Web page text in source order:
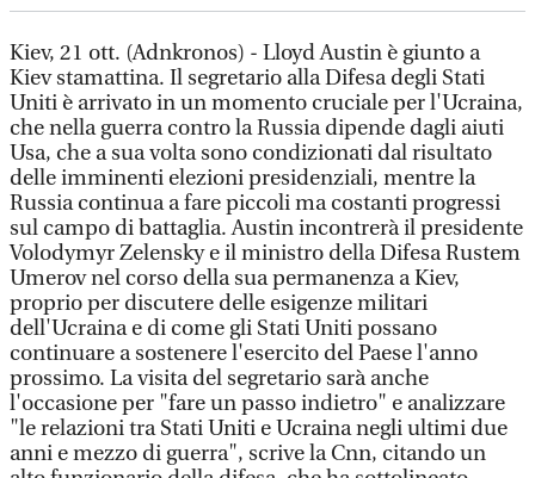
Kiev, 21 ott. (Adnkronos) - Lloyd Austin è giunto a
Kiev stamattina. Il segretario alla Difesa degli Stati
Uniti è arrivato in un momento cruciale per l'Ucraina,
che nella guerra contro la Russia dipende dagli aiuti
Usa, che a sua volta sono condizionati dal risultato
delle imminenti elezioni presidenziali, mentre la
Russia continua a fare piccoli ma costanti progressi
sul campo di battaglia. Austin incontrerà il presidente
Volodymyr Zelensky e il ministro della Difesa Rustem
Umerov nel corso della sua permanenza a Kiev,
proprio per discutere delle esigenze militari
dell'Ucraina e di come gli Stati Uniti possano
continuare a sostenere l'esercito del Paese l'anno
prossimo. La visita del segretario sarà anche
l'occasione per "fare un passo indietro" e analizzare
"le relazioni tra Stati Uniti e Ucraina negli ultimi due
anni e mezzo di guerra", scrive la Cnn, citando un